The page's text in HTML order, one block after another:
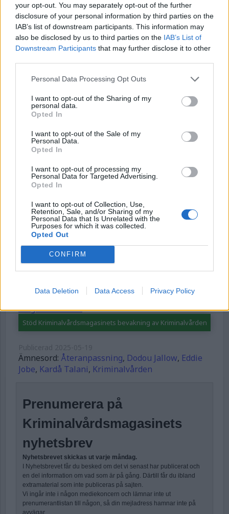
your opt-out. You may separately opt-out of the further
disclosure of your personal information by third parties on the
IAB’s list of downstream participants. This information may
also be disclosed by us to third parties on the IAB’s List of
Downstream Participants that may further disclose it to other
Personal Data Processing Opt Outs
I want to opt-out of the Sharing of my
personal data.
Opted In
I want to opt-out of the Sale of my
Personal Data.
Opted In
I want to opt-out of processing my
Personal Data for Targeted Advertising.
Opted In
I want to opt-out of Collection, Use,
Retention, Sale, and/or Sharing of my
Personal Data that Is Unrelated with the
Purposes for which it was collected.
Opted Out
CONFIRM
Data Deletion Data Access Privacy Policy
Publicerad 2025-05-19
Det har nog inte undgått någon, vilken minst
sagt allvarlig utveckling brottsligheten har
landets kriminella, som i skrivande stund
verkställer sina straff. Men tyvärr kommer
den repressiva och förvaringsinriktade policy
som idag gäller inom Kriminalvården att öka
Börja prenumerera för att läsa detta innehåll.
Username or E-mail
Password
Remember Me
Forgot Password
Stöd Kriminalvårdsmagasinets bevakning av Kriminalvården
Ämnesord: Återanpassning, Dodou Jallow, Eddie
Jobe, Kardå Talani, Kriminalvården
Prenumerera på
Kriminalvårdsmagasinets
nyhetsbrev
Nyhetsbrevet skickas ut varje måndag.
I Nyhetsbrevet får du besked om det vi senast har publicerat och
en del information om vad som är på gång. Därtill får du ibland
extramaterial som inte publiceras på sajten.
Vi ingår inte i någon mediekoncern och lämnar inte ut
prenumerantlistan till någon, så din mejladress hamnar inte på
avvägar.